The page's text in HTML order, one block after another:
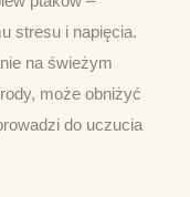
stresu i napięcia.
na świeżym
może obniżyć
do uczucia